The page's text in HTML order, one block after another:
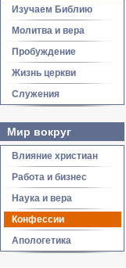
Изучаем Библию
Молитва и вера
Пробуждение
Жизнь церкви
Служения
Мир вокруг
Влияние христиан
Работа и бизнес
Наука и вера
Конфессии
Апологетика